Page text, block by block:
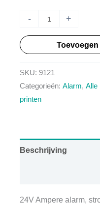
-
-
alarm
aantal
+
SKU: 9121
Categorieën: Alarm, Alle
printen
Beschrijving
24V Ampere alarm,